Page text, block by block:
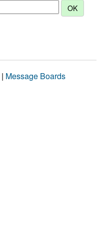
| Message Boards